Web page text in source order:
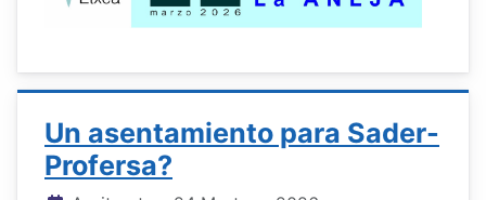
Un asentamiento para Sader-
Profersa?